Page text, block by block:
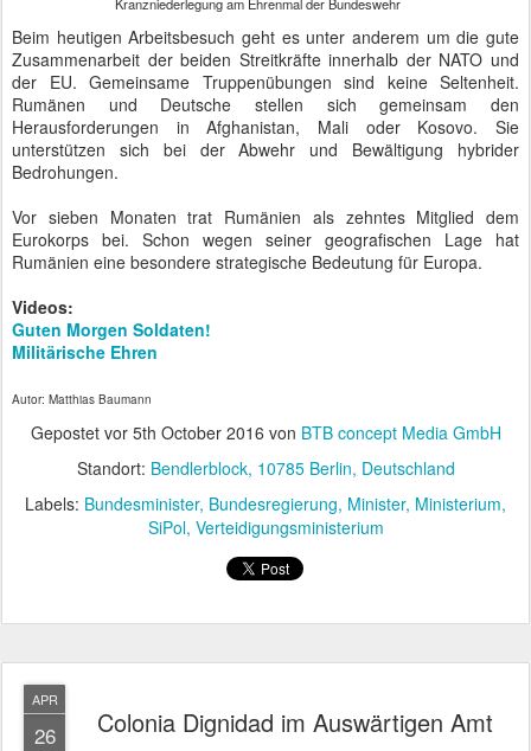
APR
Colonia Dignidad im Auswärtigen Amt
"Ordentlich und sauber bis zu den Schweineställen", beschrieben
deutsche Diplomaten 1977 das Ergebnis einer Begehung der
Sektenführer Paul Schäfer hatte seine Leute im Griff. Waren sie
einst freiwillig aus den Phobien des Kalten Krieges nach Chile
und psychischer Gewalt durch Paul Schäfer leben. Familien wurden
getrennt und in homogene Gruppen umstrukturiert. Gegenseitige
Bespitzelung war so normal wie die siebentägige Arbeitswoche.
Gehalt gab es nicht, nur die allgemeine Grundversorgung. Wer
trotzdem noch Zeit zum Nachdenken hatte, bekam als tägliche
Grundversorgung Pillen, die ihn gut einen halben Tag ins Delirium
"Es war noch viel schlimmer", bestätigten unisono mehrere der
Dignidad" im Auswärtigen Amt angesehen hatten. Der deutsche
Druck von der Sekte und deren befreundeten chilenischen
Politikern, dass er sich vorzeitig versetzen ließ.